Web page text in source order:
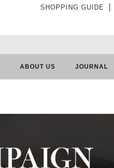
SHOPPING GUIDE
ABOUT US JOURNAL